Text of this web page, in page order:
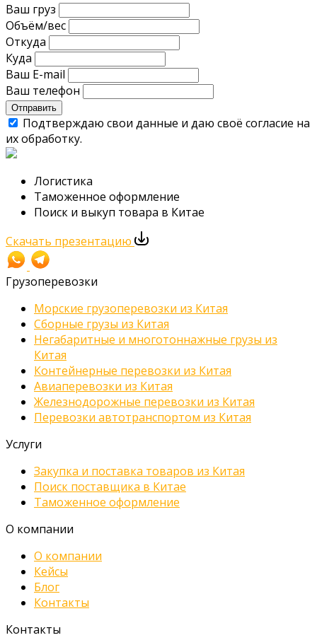
Ваш груз
Объём/вес
Откуда
Куда
Ваш E-mail
Ваш телефон
Отправить
Подтверждаю свои данные и даю своё согласие на
их обработку.
Логистика
Таможенное оформление
Поиск и выкуп товара в Китае
Скачать презентацию
Грузоперевозки
Морские грузоперевозки из Китая
Сборные грузы из Китая
Негабаритные и многотоннажные грузы из
Китая
Контейнерные перевозки из Китая
Авиаперевозки из Китая
Железнодорожные перевозки из Китая
Перевозки автотранспортом из Китая
Услуги
Закупка и поставка товаров из Китая
Поиск поставщика в Китае
Таможенное оформление
О компании
О компании
Кейсы
Блог
Контакты
Контакты